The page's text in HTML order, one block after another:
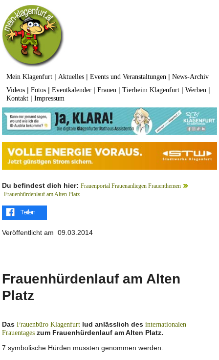
Mein Klagenfurt | Aktuelles |Events und Veranstaltungen |News-Archiv
Videos |Fotos |Eventkalender |Frauen |Tierheim Klagenfurt |Werben |
Kontakt |Impressum
Du befindest dich hier: Frauenportal Frauenanliegen Frauenthemen
Frauenhürdenlauf am Alten Platz
Veröffentlicht am 09.03.2014
Frauenhürdenlauf am Alten
Platz
DasFrauenbüro Klagenfurt lud anlässlich desinternationalen
Frauentages zum Frauenhürdenlauf am Alten Platz.
7 symbolische Hürden mussten genommen werden.